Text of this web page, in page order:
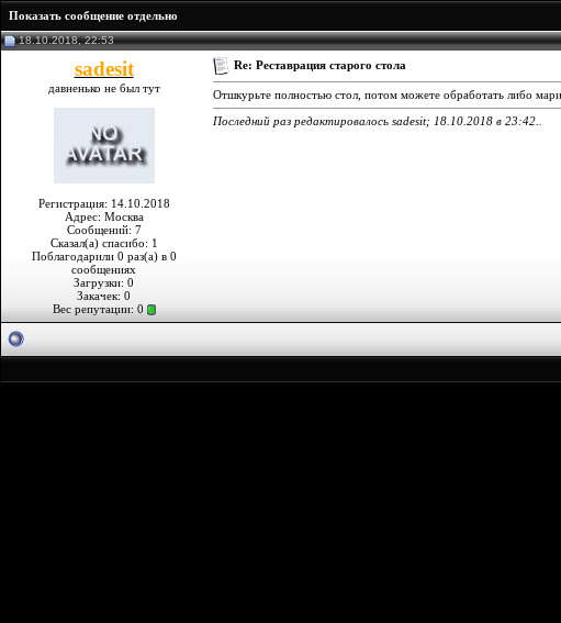
Показать сообщение отдельно
18.10.2018, 22:53
sadesit
давненько не был тут
Регистрация: 14.10.2018
Адрес: Москва
Сообщений: 7
Сказал(а) спасибо: 1
Поблагодарили 0 раз(а) в 0
сообщениях
Загрузки: 0
Закачек: 0
Вес репутации: 0
Re: Реставрация старого стола
Отшкурьте полностью стол, потом можете обработать либо
Последний раз редактировалось sadesit; 18.10.2018 в 23:42